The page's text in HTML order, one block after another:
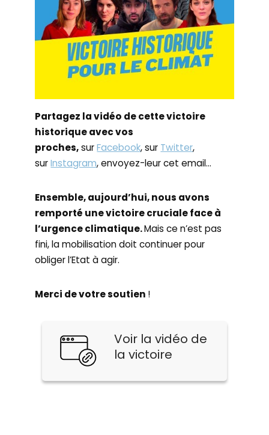
Partagez la vidéo de cette victoire
historique avec vos
proches,surFacebook, sur Twitter,
surInstagram, envoyez-leur cet email…
Ensemble, aujourd’hui, nous avons
remporté une victoire cruciale face à
l’urgence climatique.Mais ce n’est pas
fini, la mobilisation doit continuer pour
obliger l’Etat à agir.
Merci de votre soutien !
Voir la vidéo de
la victoire